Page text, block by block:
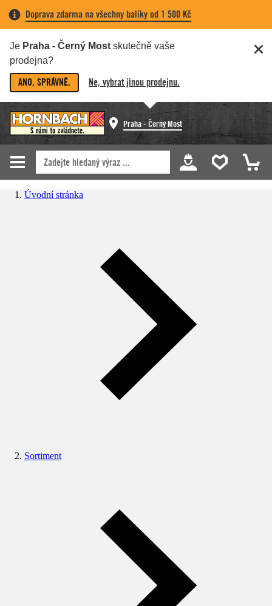
Doprava zdarma na všechny balíky od 1 500 Kč
Je Praha - Černý Most skutečně vaše
prodejna?
ANO, SPRÁVNĚ. Ne, vybrat jinou prodejnu.
Praha - Černý Most
Úvodní stránka
Sortiment